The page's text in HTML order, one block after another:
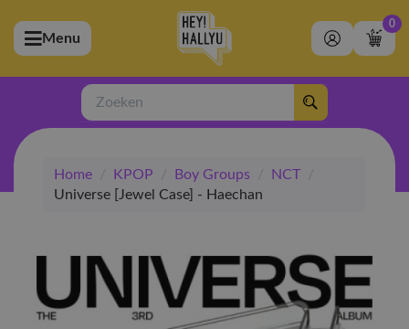
(Artiesten)
(Merchandise)
(Exclusive)
(Winkel)
Menu
0
Zoeken
Home / KPOP / Boy Groups / NCT
/
Universe [Jewel Case] - Haechan